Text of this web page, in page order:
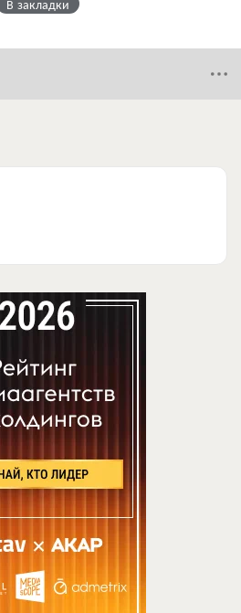
В закладки